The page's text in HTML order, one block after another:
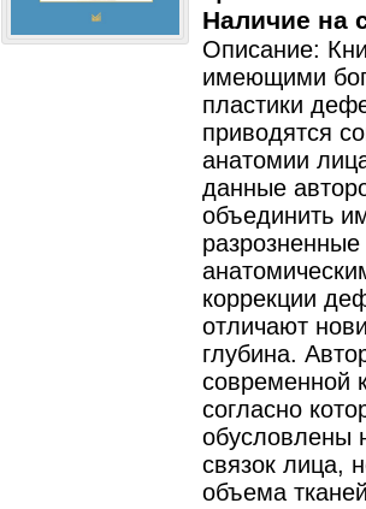
Наличие на
Описание:
имеющими
пластики
приводятся
анатомии
данные
объединить
коррекции
отличают
глубина.
современной
согласно
обусловлены
связок лица,
объема